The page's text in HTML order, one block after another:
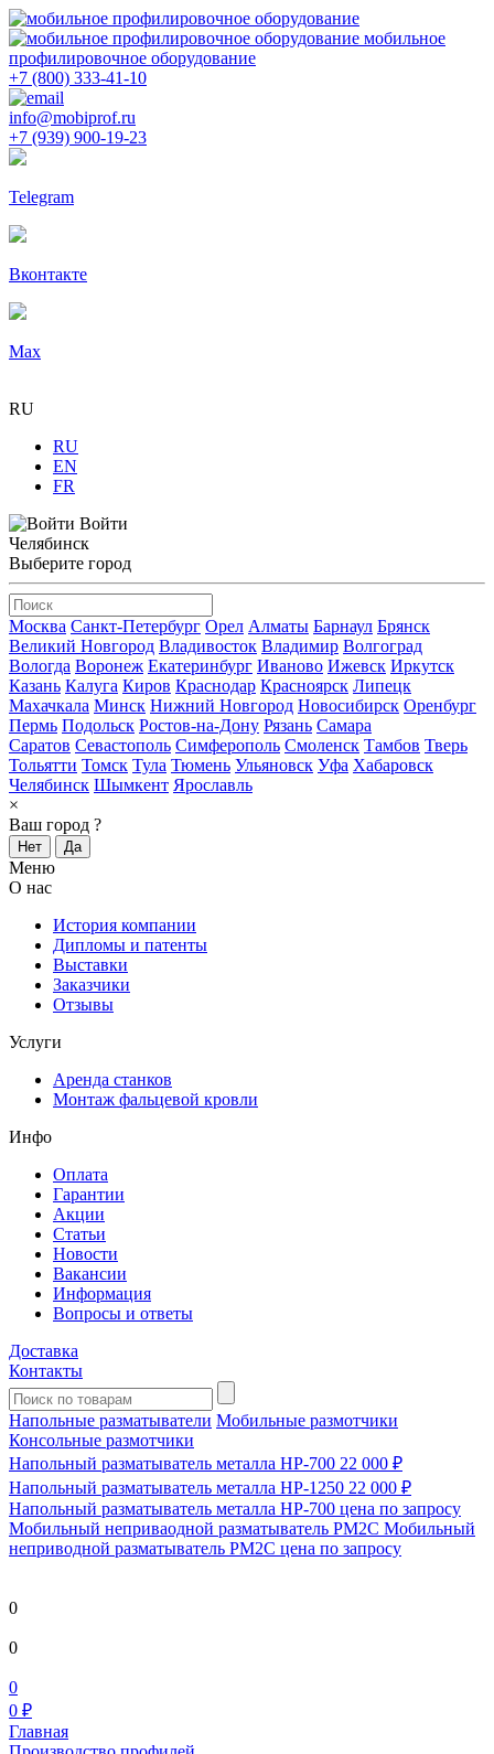
мобильное
профилировочное оборудование
+7 (800) 333-41-10
info@mobiprof.ru
+7 (939) 900-19-23
Telegram
Вконтакте
Max
RU
RU
EN
FR
Войти
Челябинск
Выберите город
Москва Санкт-Петербург Орел Алматы Барнаул Брянск
Великий Новгород Владивосток Владимир Волгоград
Вологда Воронеж Екатеринбург Иваново Ижевск Иркутск
Казань Калуга Киров Краснодар Красноярск Липецк
Махачкала Минск Нижний Новгород Новосибирск Оренбург
Пермь Подольск Ростов-на-Дону Рязань Самара
Саратов Севастополь Симферополь Смоленск Тамбов Тверь
Тольятти Томск Тула Тюмень Ульяновск Уфа Хабаровск
Челябинск Шымкент Ярославль
×
Ваш город ?
Нет Да
Меню
О нас
История компании
Дипломы и патенты
Выставки
Заказчики
Отзывы
Услуги
Аренда станков
Монтаж фальцевой кровли
Инфо
Оплата
Гарантии
Акции
Статьи
Новости
Вакансии
Информация
Вопросы и ответы
Доставка
Контакты
Напольные разматыватели Мобильные размотчики
Консольные размотчики
Напольный разматыватель металла HP-700 22 000 ₽
Напольный разматыватель металла HP-1250 22 000 ₽
Напольный разматыватель металла HP-700 цена по запросу
Мобильный непривaодной разматыватель РМ2С Мобильный
неприводной разматыватель РМ2С цена по запросу
0
0
0
0 ₽
Главная